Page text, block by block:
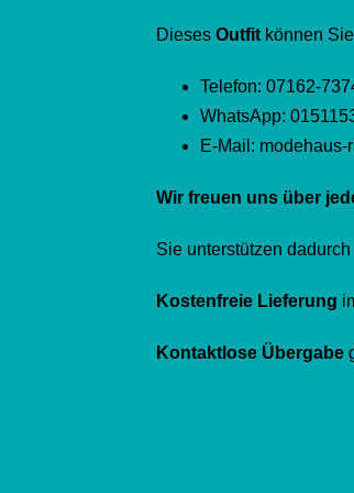
Dieses Outfit können
Telefon: 07162-
WhatsApp:
E-Mail:
Wir freuen uns über
Sie unterstützen dadurch
Kostenfreie Lieferung
Kontaktlose Übergabe